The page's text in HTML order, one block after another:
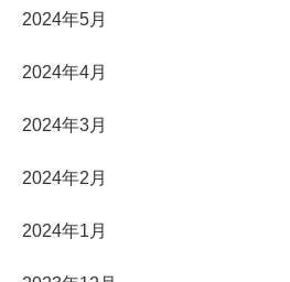
2024年5月
2024年4月
2024年3月
2024年2月
2024年1月